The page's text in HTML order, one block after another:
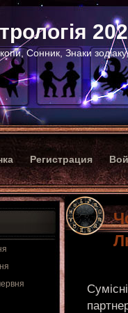
Сонник, Знаки
Регистрация